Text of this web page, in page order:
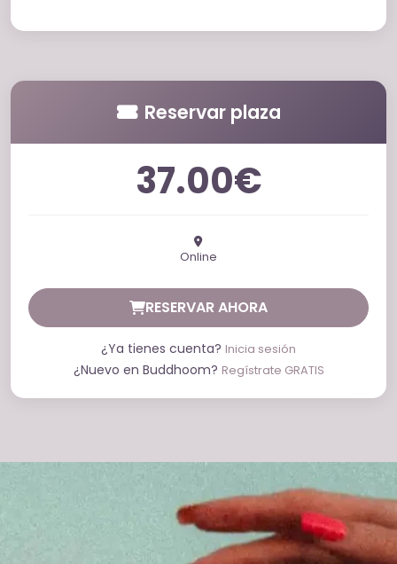
Reservar plaza
37.00€
Online
RESERVAR AHORA
¿Ya tienes cuenta? Inicia sesión
¿Nuevo en Buddhoom? Regístrate GRATIS